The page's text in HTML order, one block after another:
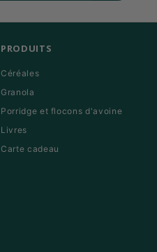
PRODUITS
Céréales
Granola
Porridge et flocons d'avoine
Livres
Carte cadeau